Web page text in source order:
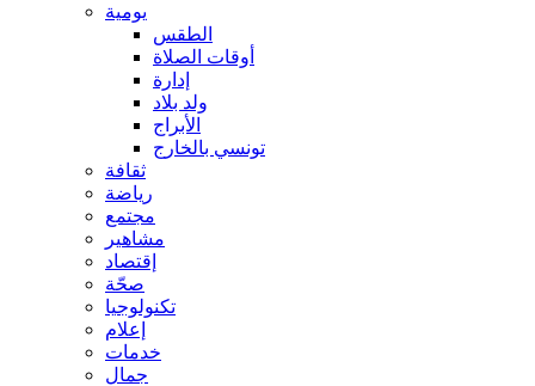
يومية
الطقس
أوقات الصلاة
إدارة
ولد بلاد
الأبراج
تونسي بالخارج
ثقافة
رياضة
مجتمع
مشاهير
إقتصاد
صحّة
تكنولوجيا
إعلام
خدمات
جمال